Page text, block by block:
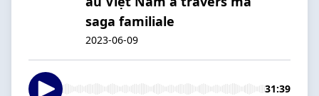
saga familiale
2023-06-09
31:39